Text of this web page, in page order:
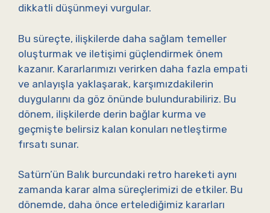
dikkatli düşünmeyi vurgular.
Bu süreçte, ilişkilerde daha sağlam temeller
oluşturmak ve iletişimi güçlendirmek önem
kazanır. Kararlarımızı verirken daha fazla empati
ve anlayışla yaklaşarak, karşımızdakilerin
duygularını da göz önünde bulundurabiliriz. Bu
dönem, ilişkilerde derin bağlar kurma ve
geçmişte belirsiz kalan konuları netleştirme
fırsatı sunar.
Satürn’ün Balık burcundaki retro hareketi aynı
zamanda karar alma süreçlerimizi de etkiler. Bu
dönemde, daha önce ertelediğimiz kararları